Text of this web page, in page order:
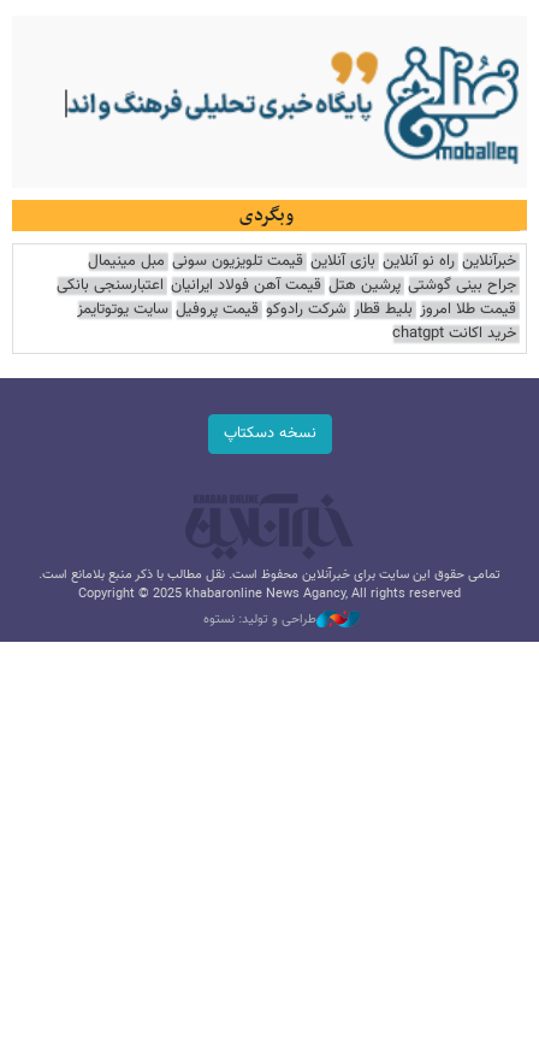
وبگردی
خبرآنلاین راه نو آنلاین بازی آنلاین قیمت تلویزیون سونی مبل مینیمال
جراح بینی گوشتی پرشین هتل قیمت آهن فولاد ایرانیان اعتبارسنجی بانکی
قیمت طلا امروز بلیط قطار شرکت رادوکو قیمت پروفیل سایت یوتوتایمز
خرید اکانت chatgpt
نسخه دسکتاپ
تمامی حقوق این سایت برای خبرآنلاین محفوظ است. نقل مطالب با ذکر منبع بلامانع است.
Copyright © 2025 khabaronline News Agancy, All rights reserved
طراحی و تولید: نستوه